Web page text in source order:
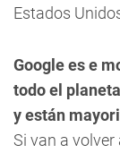
Estados
Google es e
todo el
y están
Si van a